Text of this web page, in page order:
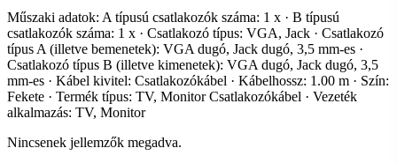
Műszaki adatok: A típusú csatlakozók száma: 1 x · B típusú
csatlakozók száma: 1 x · Csatlakozó típus: VGA, Jack · Csatlakozó
típus A (illetve bemenetek): VGA dugó, Jack dugó, 3,5 mm-es ·
Csatlakozó típus B (illetve kimenetek): VGA dugó, Jack dugó, 3,5
mm-es · Kábel kivitel: Csatlakozókábel · Kábelhossz: 1.00 m · Szín:
Fekete · Termék típus: TV, Monitor Csatlakozókábel · Vezeték
alkalmazás: TV, Monitor
Nincsenek jellemzők megadva.